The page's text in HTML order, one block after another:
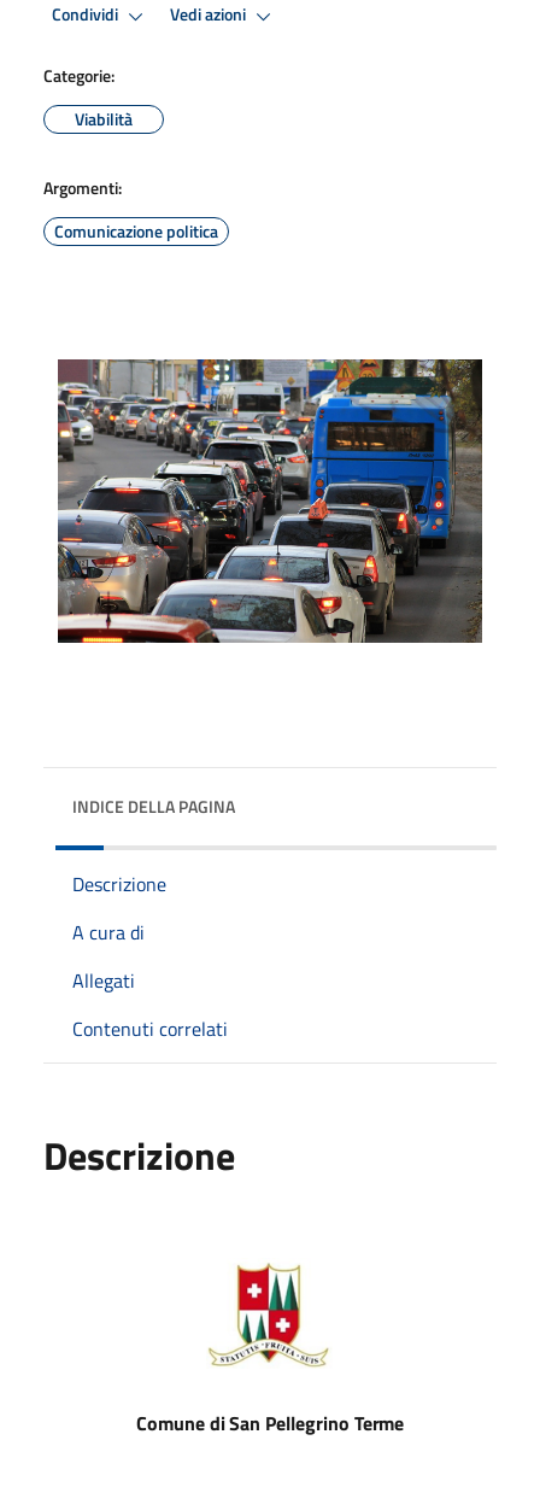
Condividi Vedi azioni
Categorie:
Viabilità
Argomenti:
Comunicazione politica
INDICE DELLA PAGINA
Descrizione
A cura di
Allegati
Contenuti correlati
Descrizione
ComunediSan Pellegrino Terme